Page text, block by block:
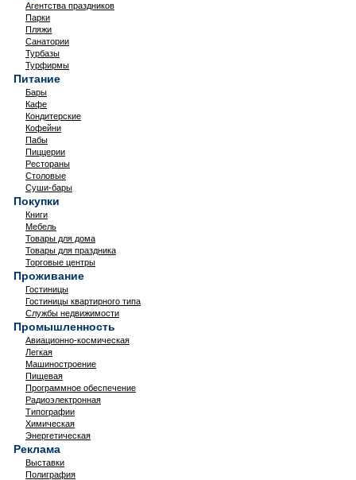
Агентства праздников
Парки
Пляжи
Санатории
Турбазы
Турфирмы
Питание
Бары
Кафе
Кондитерские
Кофейни
Пабы
Пиццерии
Рестораны
Столовые
Суши-бары
Покупки
Книги
Мебель
Товары для дома
Товары для праздника
Торговые центры
Проживание
Гостиницы
Гостиницы квартирного типа
Службы недвижимости
Промышленность
Авиационно-космическая
Легкая
Машиностроение
Пищевая
Программное обеспечение
Радиоэлектронная
Типографии
Химическая
Энергетическая
Реклама
Выставки
Полиграфия